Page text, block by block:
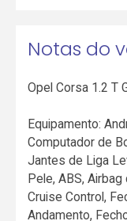
Notas do
Opel Corsa 1.2 T
Equipamento:
Computador de
Jantes de Liga
Pele, ABS,
Cruise Control,
Andamento,